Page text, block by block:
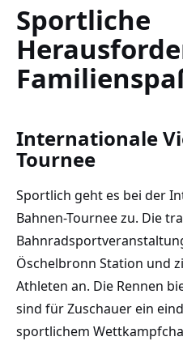
Sportliche
Internationale
Tournee
Sportlich geht es bei der
Bahnen-Tournee zu. Die
Öschelbronn Station und
Athleten an. Die Rennen
sind für Zuschauer ein
sportlichem